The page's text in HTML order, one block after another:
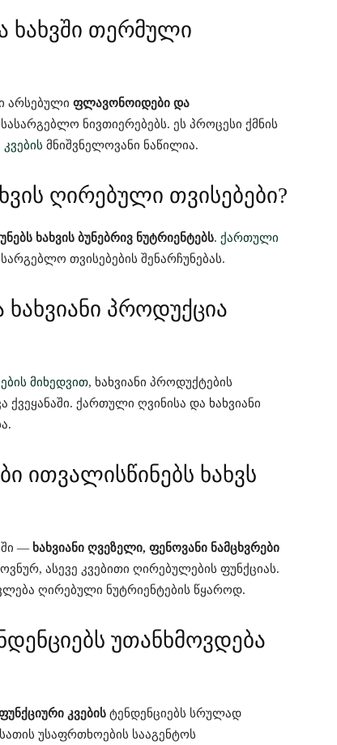
ხახვში თერმული
არსებული ფლავონოიდები და
ნივთიერებებს. ეს პროცესი ქმნის
მნიშვნელოვანი ნაწილია.
ღირებული თვისებები?
ხახვის ბუნებრივ ნუტრიენტებს. ქართული
თვისებების შენარჩუნებას.
პროდუქცია
მიხედვით, ხახვიანი პროდუქტების
ქართული ღვინისა და ხახვიანი
ითვალისწინებს ხახვს
— ხახვიანი ღვეზელი, ფენოვანი ნამცხვრები
ასევე კვებითი ღირებულების ფუნქციას.
ღირებული ნუტრიენტების წყაროდ.
უთანხმოვდება
კვების ტენდენციებს სრულად
უსაფრთხოების სააგენტოს